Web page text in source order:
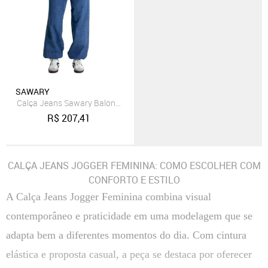
SAWARY
Calça Jeans Sawary Balonê - 281395 - Azul - Sawary
R$207,41
CALÇA JEANS JOGGER FEMININA: COMO ESCOLHER COM
CONFORTO E ESTILO
A Calça Jeans Jogger Feminina combina visual
contemporâneo e praticidade em uma modelagem que se
adapta bem a diferentes momentos do dia. Com cintura
elástica e proposta casual, a peça se destaca por oferecer